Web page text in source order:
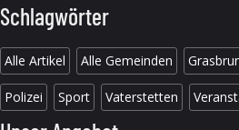
Schlagwörter
Alle Artikel Alle Gemeinden
Polizei Sport Vaterstetten